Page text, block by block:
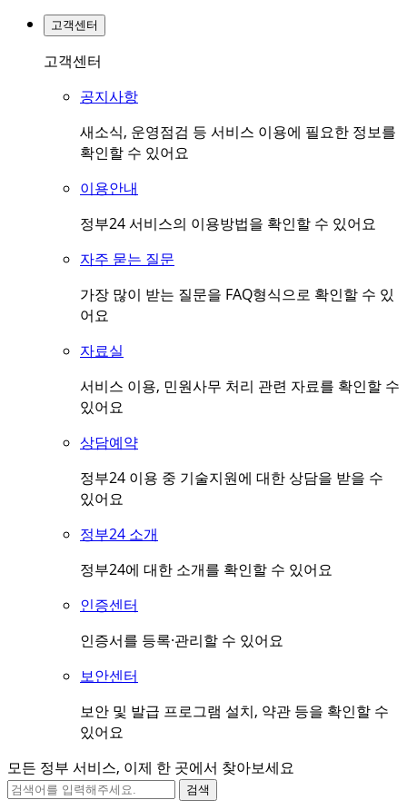
고객센터
고객센터
공지사항
새소식, 운영점검 등 서비스 이용에 필요한 정보를
확인할 수 있어요
이용안내
정부24 서비스의 이용방법을 확인할 수 있어요
자주 묻는 질문
가장 많이 받는 질문을 FAQ형식으로 확인할 수 있
어요
자료실
서비스 이용, 민원사무 처리 관련 자료를 확인할 수
있어요
상담예약
정부24 이용 중 기술지원에 대한 상담을 받을 수
있어요
정부24 소개
정부24에 대한 소개를 확인할 수 있어요
인증센터
인증서를 등록·관리할 수 있어요
보안센터
보안 및 발급 프로그램 설치, 약관 등을 확인할 수
있어요
모든 정부 서비스, 이제 한 곳에서 찾아보세요
검색